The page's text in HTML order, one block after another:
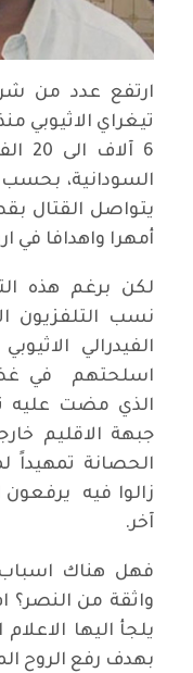
ارتفع عدد من
تيغراي الاثيوبي
6
السودانية، بحسب
يتواصل القتال
أمهرا واهدافا في
لكن برغم هذه
نسب التلفزيون
الفيدرالي
اسلحتهم في
الذي مضت عليه
جبهة الاقليم
الحصانة تمهيداً
زالوا فيه
آخر.
فهل هناك
واثقة من النصر؟
يلجأ اليها
بهدف رفع الروح